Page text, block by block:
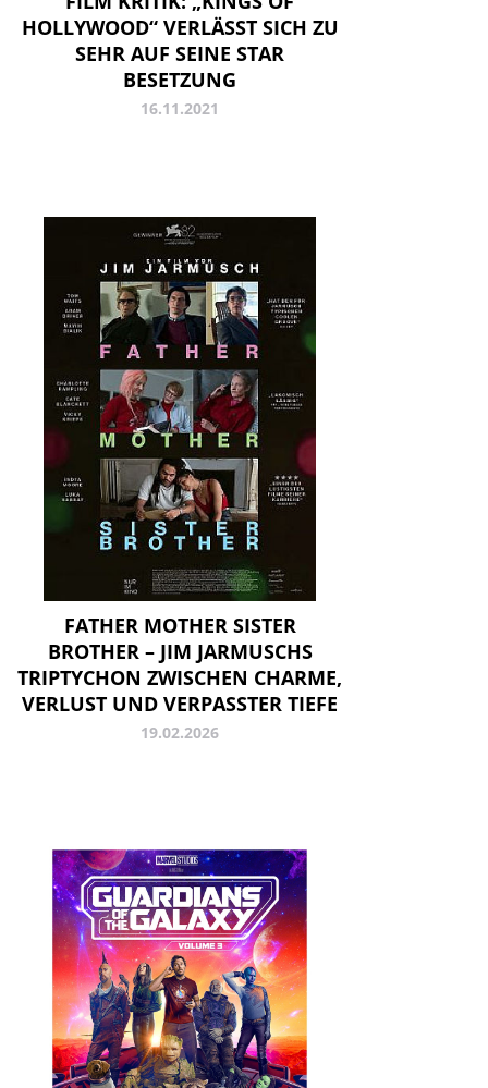
HOLLYWOOD“ VERLÄSST SICH ZU
SEHR AUF SEINE STAR
BESETZUNG
16.11.2021
FATHER MOTHER SISTER
BROTHER – JIM JARMUSCHS
TRIPTYCHON ZWISCHEN CHARME,
VERLUST UND VERPASSTER TIEFE
19.02.2026